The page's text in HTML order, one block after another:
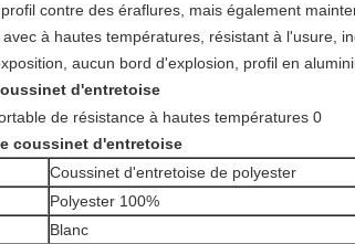
contre des éraflures, mais également
à hautes températures, résistant à l'usure,
aucun bord d'explosion, profil en
d'entretoise
coussinet d'entretoise
Coussinet d'entretoise de polyester
Polyester 100%
Blanc